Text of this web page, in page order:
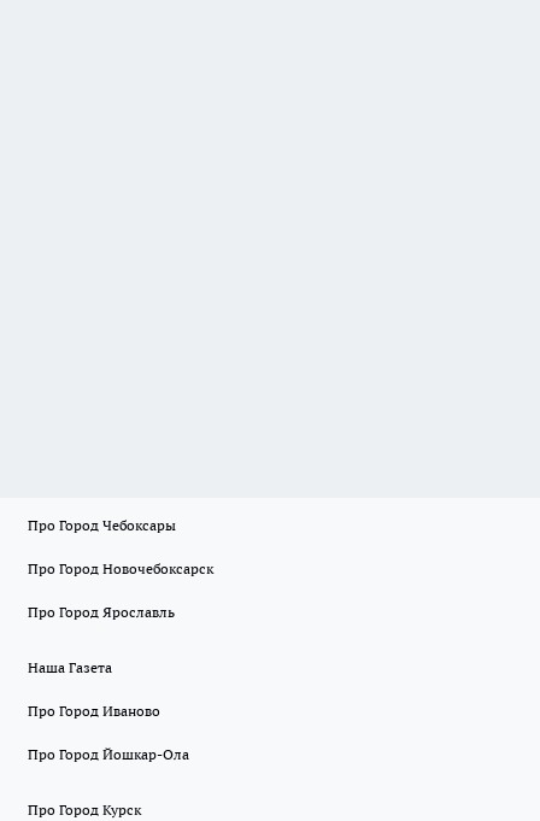
Про Город Чебоксары
Про Город Новочебоксарск
Про Город Ярославль
Наша Газета
Про Город Иваново
Про Город Йошкар-Ола
Про Город Курск